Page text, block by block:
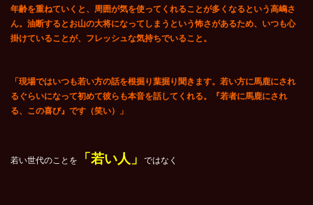
年齢を重ねていくと、周囲が気を使ってくれることが多くなるという高嶋さ
ん。油断するとお山の大将になってしまうという怖さがあるため、いつも心
掛けていることが、フレッシュな気持ちでいること。
「現場ではいつも若い方の話を根掘り葉掘り聞きます。若い方に馬鹿にされ
るぐらいになって初めて彼らも本音を話してくれる。『若者に馬鹿にされ
る、この喜び』です（笑い）」
若い世代のことを 「若い人」 ではなく